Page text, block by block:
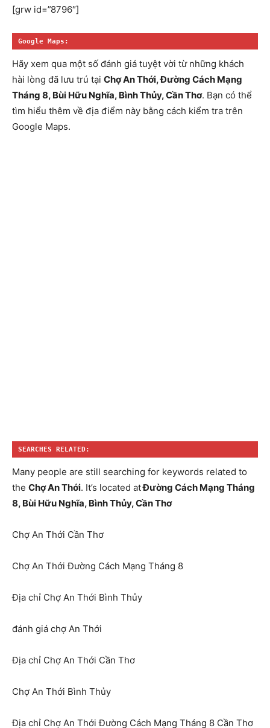
[grw id=”8796″]
Google Maps:
Hãy xem qua một số đánh giá tuyệt vời từ những khách
hài lòng đã lưu trú tại Chợ An Thới, Đường Cách Mạng
Tháng 8, Bùi Hữu Nghĩa, Bình Thủy, Cần Thơ. Bạn có thể
tìm hiểu thêm về địa điểm này bằng cách kiểm tra trên
Google Maps.
SEARCHES RELATED:
Many people are still searching for keywords related to
the Chợ An Thới. It’s located atĐường Cách Mạng Tháng
8, Bùi Hữu Nghĩa, Bình Thủy, Cần Thơ
Chợ An Thới Cần Thơ
Chợ An Thới Đường Cách Mạng Tháng 8
Địa chỉ Chợ An Thới Bình Thủy
đánh giá chợ An Thới
Địa chỉ Chợ An Thới Cần Thơ
Chợ An Thới Bình Thủy
Địa chỉ Chợ An Thới Đường Cách Mạng Tháng 8 Cần Thơ